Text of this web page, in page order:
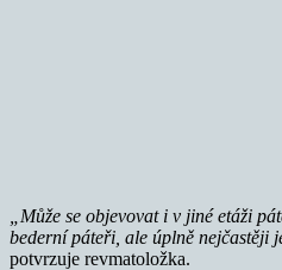
„Může se objevovat i v jiné etáži
bederní páteři, ale úplně nejčastěji
potvrzuje revmatoložka.